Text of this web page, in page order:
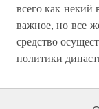
всего как некий
важное, но все
средство
политики